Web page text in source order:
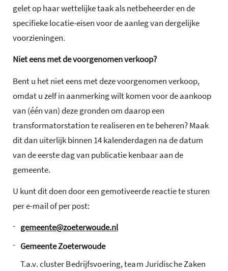
gelet op haar wettelijke taak als netbeheerder en de
specifieke locatie-eisen voor de aanleg van dergelijke
voorzieningen.
Niet eens met de voorgenomen verkoop?
Bent u het niet eens met deze voorgenomen verkoop,
omdat u zelf in aanmerking wilt komen voor de aankoop
van (één van) deze gronden om daarop een
transformatorstation te realiseren en te beheren? Maak
dit dan uiterlijk binnen 14 kalenderdagen na de datum
van de eerste dag van publicatie kenbaar aan de
gemeente.
U kunt dit doen door een gemotiveerde reactie te sturen
per e-mail of per post:
- gemeente@zoeterwoude.nl
- Gemeente Zoeterwoude
T.a.v. cluster Bedrijfsvoering, team Juridische Zaken